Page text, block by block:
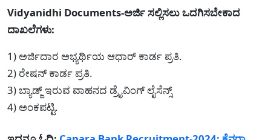
Vidyanidhi Documents-ಅರ್ಜಿ ಸಲ್ಲಿಸಲು ಒದಗಿಸಬೇಕಾದ
ದಾಖಲೆಗಳು:
1) ಅರ್ಜಿದಾರ ಅಭ್ಯರ್ಥಿಯ ಆಧಾರ್ ಕಾರ್ಡ ಪ್ರತಿ.
2) ರೇಷನ್ ಕಾರ್ಡ ಪ್ರತಿ.
3) ಬ್ಯಾಡ್ಜ್ ಇರುವ ವಾಹನದ ಡ್ರೈವಿಂಗ್ ಲೈಸೆನ್ಸ್
4) ಅಂಕಪಟ್ಟಿ.